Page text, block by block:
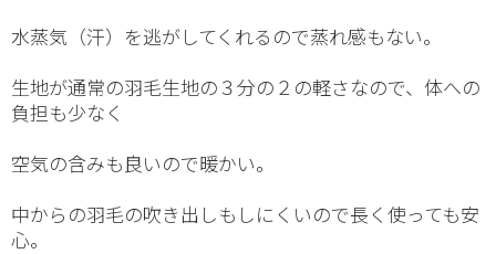
水蒸気（汗）を逃がしてくれるので蒸れ感もない。
生地が通常の羽毛生地の３分の２の軽さなので、体への
負担も少なく
空気の含みも良いので暖かい。
中からの羽毛の吹き出しもしにくいので長く使っても安
心。